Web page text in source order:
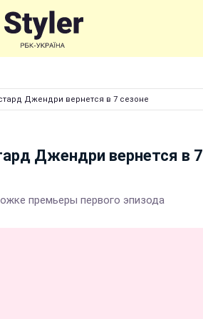
Джендри вернется в 7 сезоне
Джендри вернется в 7
премьеры первого эпизода